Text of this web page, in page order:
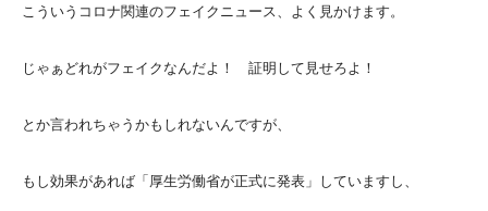
こういうコロナ関連のフェイクニュース、よく見かけます。
じゃぁどれがフェイクなんだよ！ 証明して見せろよ！
とか言われちゃうかもしれないんですが、
もし効果があれば「厚生労働省が正式に発表」していますし、